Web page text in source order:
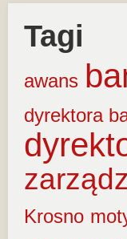
Tagi
awans
dyrektora
Krosno